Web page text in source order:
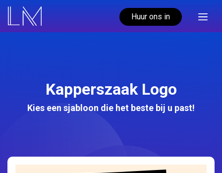
Huur ons in
Kapperszaak Logo
Kies een sjabloon die het beste bij u past!